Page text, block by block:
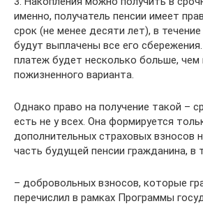
именно, получатель пенсии имеет
срок (не менее десяти лет), в
будут выплачены все его
платеж будет несколько больше, чем
пожизненного варианта.
Однако право на получение такой –
есть не у всех. Она формируется
дополнительных страховых взносов
часть будущей пенсии гражданина, в
– добровольных взносов, которые
перечислил в рамках Программы